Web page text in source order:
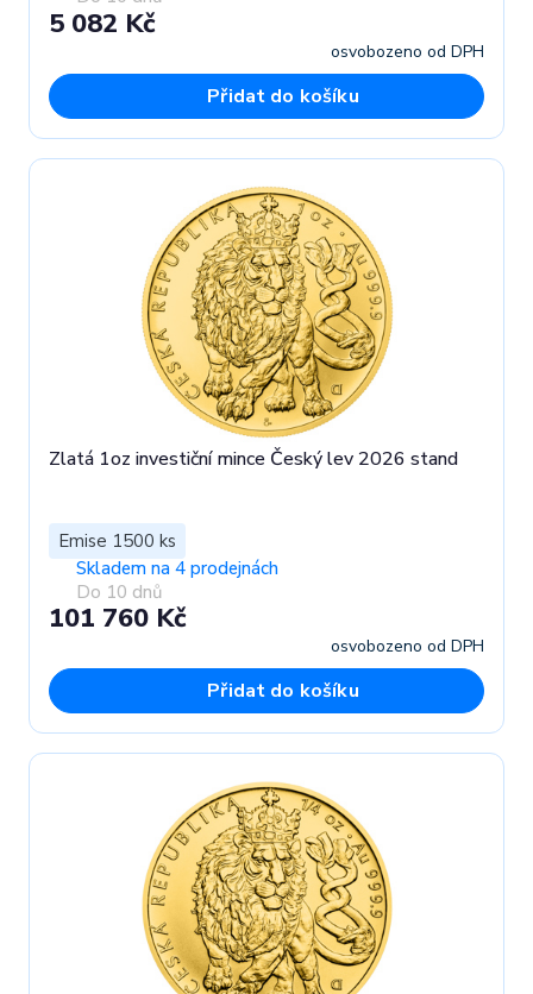
5 082 Kč
osvobozeno od DPH
Přidat do košíku
Zlatá 1oz investiční mince Český lev 2026 stand
Emise 1500 ks
Skladem na 4 prodejnách
Do 10 dnů
101 760 Kč
osvobozeno od DPH
Přidat do košíku